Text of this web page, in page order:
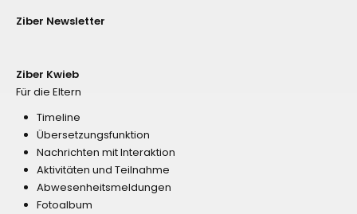
Ziber Newsletter
Ziber Kwieb
Für die Eltern
Timeline
Übersetzungsfunktion
Nachrichten mit Interaktion
Aktivitäten und Teilnahme
Abwesenheitsmeldungen
Fotoalbum